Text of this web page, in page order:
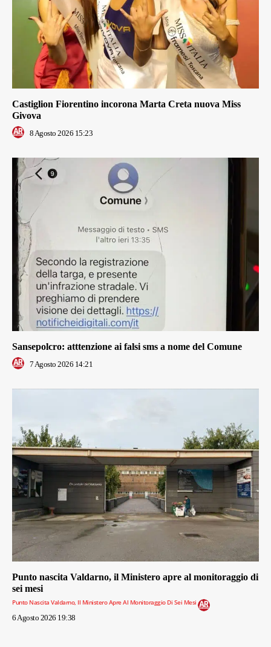
Castiglion Fiorentino incorona Marta Creta nuova Miss
Givova
8 Agosto 2026 15:23
Sansepolcro: atttenzione ai falsi sms a nome del Comune
7 Agosto 2026 14:21
Punto nascita Valdarno, il Ministero apre al monitoraggio di
sei mesi
Punto Nascita Valdarno, Il Ministero Apre Al Monitoraggio Di Sei Mesi
6 Agosto 2026 19:38